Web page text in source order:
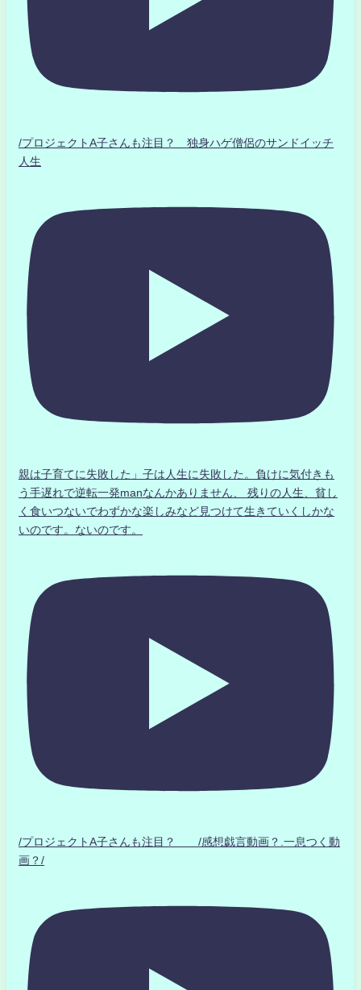
/プロジェクトA子さんも注目？ 独身ハゲ僧侶のサンドイッチ
人生
親は子育てに失敗した」子は人生に失敗した。負けに気付きも
う手遅れで逆転一発manなんかありません、 残りの人生、貧し
く食いつないでわずかな楽しみなど見つけて生きていくしかな
いのです。ないのです。
/プロジェクトA子さんも注目？ /感想戯言動画？.一息つく動
画？/